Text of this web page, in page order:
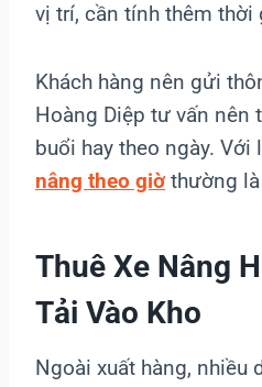
vị trí, cần tính thêm thời
Khách hàng nên gửi
Hoàng Diệp tư vấn nên
buổi hay theo ngày. Với
nâng theo giờthường là
Thuê Xe Nâng
Tải Vào Kho
Ngoài xuất hàng, nhiều